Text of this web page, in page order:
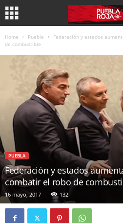
Home Puebla
Federación y estados
de combustible
PUEBLA
Federación y estados
combatir el robo de
16 mayo, 2017 132